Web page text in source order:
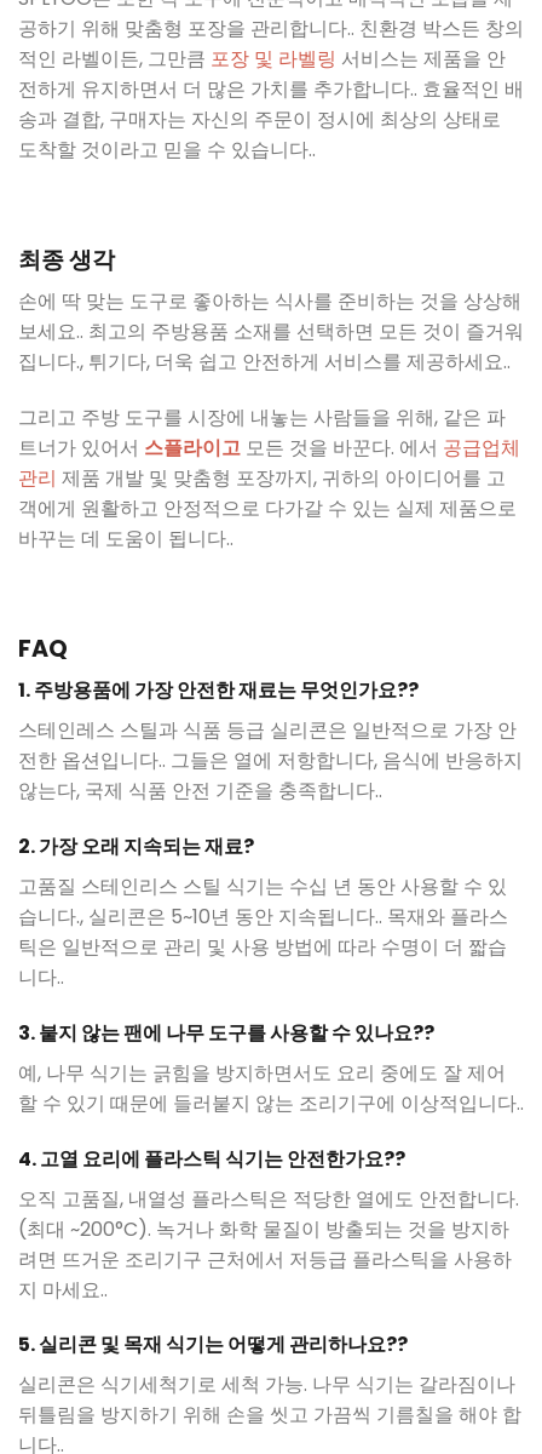
공하기 위해 맞춤형 포장을 관리합니다.. 친환경 박스든 창의
적인 라벨이든, 그만큼 포장 및 라벨링 서비스는 제품을 안
전하게 유지하면서 더 많은 가치를 추가합니다.. 효율적인 배
송과 결합, 구매자는 자신의 주문이 정시에 최상의 상태로
도착할 것이라고 믿을 수 있습니다..
최종 생각
손에 딱 맞는 도구로 좋아하는 식사를 준비하는 것을 상상해
보세요.. 최고의 주방용품 소재를 선택하면 모든 것이 즐거워
집니다., 튀기다, 더욱 쉽고 안전하게 서비스를 제공하세요..
그리고 주방 도구를 시장에 내놓는 사람들을 위해, 같은 파
트너가 있어서 스플라이고 모든 것을 바꾼다. 에서 공급업체
관리 제품 개발 및 맞춤형 포장까지, 귀하의 아이디어를 고
객에게 원활하고 안정적으로 다가갈 수 있는 실제 제품으로
바꾸는 데 도움이 됩니다..
FAQ
1. 주방용품에 가장 안전한 재료는 무엇인가요??
스테인레스 스틸과 식품 등급 실리콘은 일반적으로 가장 안
전한 옵션입니다.. 그들은 열에 저항합니다, 음식에 반응하지
않는다, 국제 식품 안전 기준을 충족합니다..
2. 가장 오래 지속되는 재료?
고품질 스테인리스 스틸 식기는 수십 년 동안 사용할 수 있
습니다., 실리콘은 5~10년 동안 지속됩니다.. 목재와 플라스
틱은 일반적으로 관리 및 사용 방법에 따라 수명이 더 짧습
니다..
3. 붙지 않는 팬에 나무 도구를 사용할 수 있나요??
예, 나무 식기는 긁힘을 방지하면서도 요리 중에도 잘 제어
할 수 있기 때문에 들러붙지 않는 조리기구에 이상적입니다..
4. 고열 요리에 플라스틱 식기는 안전한가요??
오직 고품질, 내열성 플라스틱은 적당한 열에도 안전합니다.
(최대 ~200°C). 녹거나 화학 물질이 방출되는 것을 방지하
려면 뜨거운 조리기구 근처에서 저등급 플라스틱을 사용하
지 마세요..
5. 실리콘 및 목재 식기는 어떻게 관리하나요??
실리콘은 식기세척기로 세척 가능. 나무 식기는 갈라짐이나
뒤틀림을 방지하기 위해 손을 씻고 가끔씩 기름칠을 해야 합
니다..